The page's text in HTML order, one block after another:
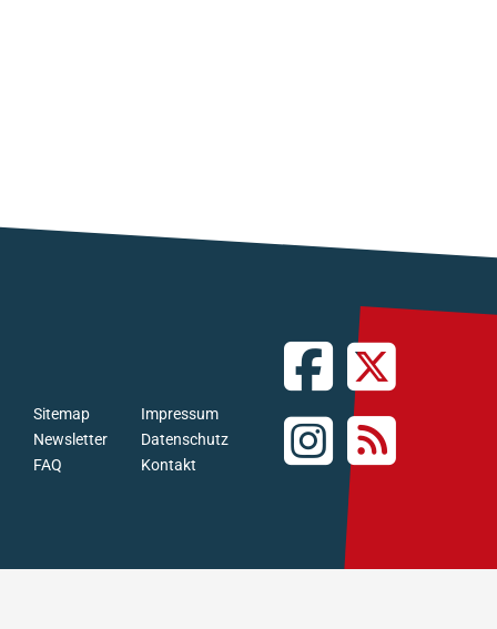
FAQ
Newsletter
Sitemap
Kontakt
Datenschutz
Impressum